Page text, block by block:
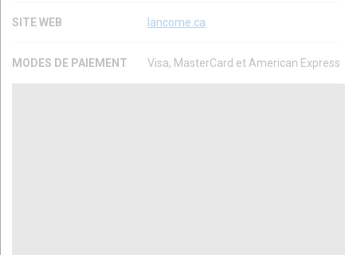
SITE WEB lancome.ca
MODES DE PAIEMENT Visa, MasterCard et American Express